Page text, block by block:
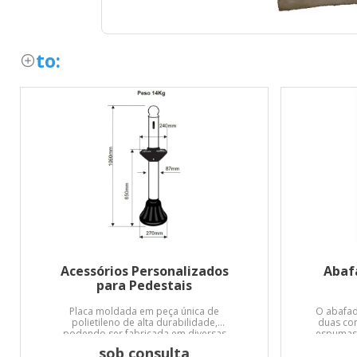
to:
Acessórios Personalizados
para Pedestais
Placa moldada em peça única de
polietileno de alta durabilidade,
podendo ser fabricada em diversas
cores envolvendo o corpo do pedestal.
sob consulta
O
duas
variar